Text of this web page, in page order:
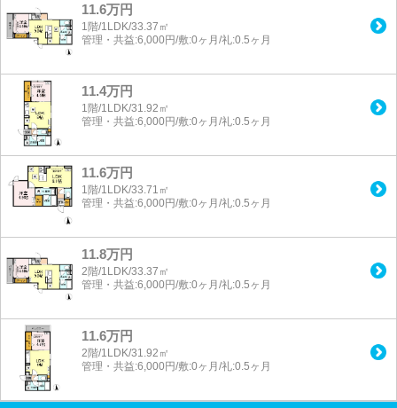
11.6万円
1階/1LDK/33.37㎡
管理・共益:6,000円/敷:0ヶ月/礼:0.5ヶ月
11.4万円
1階/1LDK/31.92㎡
管理・共益:6,000円/敷:0ヶ月/礼:0.5ヶ月
11.6万円
1階/1LDK/33.71㎡
管理・共益:6,000円/敷:0ヶ月/礼:0.5ヶ月
11.8万円
2階/1LDK/33.37㎡
管理・共益:6,000円/敷:0ヶ月/礼:0.5ヶ月
11.6万円
2階/1LDK/31.92㎡
管理・共益:6,000円/敷:0ヶ月/礼:0.5ヶ月